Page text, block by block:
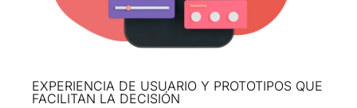
EXPERIENCIA DE USUARIO Y PROTOTIPOS QUE
FACILITAN LA DECISIÓN